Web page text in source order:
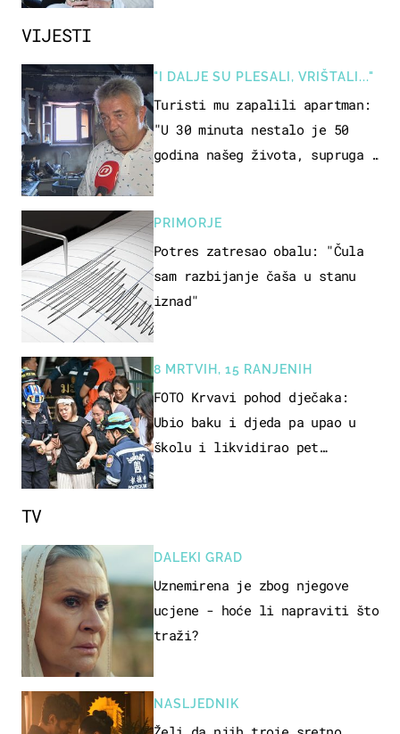
VIJESTI
"I DALJE SU PLESALI, VRIŠTALI..."
Turisti mu zapalili apartman:
"U 30 minuta nestalo je 50
godina našeg života, supruga i
PRIMORJE
Potres zatresao obalu: "Čula
sam razbijanje čaša u stanu
iznad"
8 MRTVIH, 15 RANJENIH
FOTO Krvavi pohod dječaka:
Ubio baku i djeda pa upao u
školu i likvidirao pet
TV
DALEKI GRAD
Uznemirena je zbog njegove
ucjene - hoće li napraviti što
traži?
NASLJEDNIK